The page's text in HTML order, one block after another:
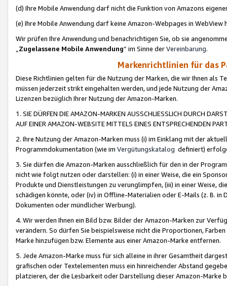
(d) Ihre Mobile Anwendung darf nicht die Funktion von Amazons
(e) Ihre Mobile Anwendung darf keine Amazon-Webpages in WebView
Wir prüfen Ihre Anwendung und benachrichtigen Sie, ob sie
„Zugelassene Mobile Anwendung“ im Sinne derVereinbarung.
Markenrichtlinien für das
Diese Richtlinien gelten für die Nutzung der Marken, die wir Ihnen als
müssen jederzeit strikt eingehalten werden, und jede Nutzung der
Lizenzen bezüglich Ihrer Nutzung der Amazon-Marken.
1. SIE DÜRFEN DIE AMAZON-MARKEN AUSSCHLIESSLICH DURCH
AUF EINER AMAZON-WEBSITE MITTELS EINES ENTSPRECHENDEN
2. Ihre Nutzung der Amazon-Marken muss (i) im Einklang mit der
Programmdokumentation (wie im Vergütungskatalog definiert)
3. Sie dürfen die Amazon-Marken ausschließlich für den in der
nicht wie folgt nutzen oder darstellen: (i) in einer Weise, die ein
Produkte und Dienstleistungen zu verunglimpfen, (iii) in einer Weise,
schädigen könnte, oder (iv) in Offline-Materialien oder E-Mails (z. B. in
Dokumenten oder mündlicher Werbung).
4. Wir werden Ihnen ein Bild bzw. Bilder der Amazon-Marken zur
verändern. So dürfen Sie beispielsweise nicht die Proportionen,
Marke hinzufügen bzw. Elemente aus einer Amazon-Marke entfernen.
5. Jede Amazon-Marke muss für sich alleine in ihrer Gesamtheit
grafischen oder Textelementen muss ein hinreichender Abstand
platzieren, der die Lesbarkeit oder Darstellung dieser Amazon-Marke